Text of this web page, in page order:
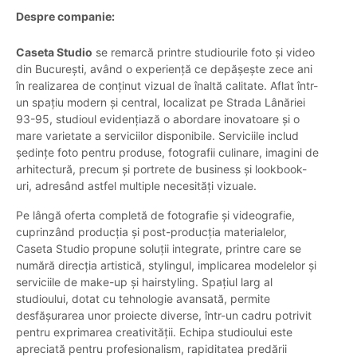
Despre companie:
Caseta Studio se remarcă printre studiourile foto și video
din București, având o experiență ce depășește zece ani
în realizarea de conținut vizual de înaltă calitate. Aflat într-
un spațiu modern și central, localizat pe Strada Lânăriei
93-95, studioul evidențiază o abordare inovatoare și o
mare varietate a serviciilor disponibile. Serviciile includ
ședințe foto pentru produse, fotografii culinare, imagini de
arhitectură, precum și portrete de business și lookbook-
uri, adresând astfel multiple necesități vizuale.
Pe lângă oferta completă de fotografie și videografie,
cuprinzând producția și post-producția materialelor,
Caseta Studio propune soluții integrate, printre care se
numără direcția artistică, stylingul, implicarea modelelor și
serviciile de make-up și hairstyling. Spațiul larg al
studioului, dotat cu tehnologie avansată, permite
desfășurarea unor proiecte diverse, într-un cadru potrivit
pentru exprimarea creativității. Echipa studioului este
apreciată pentru profesionalism, rapiditatea predării